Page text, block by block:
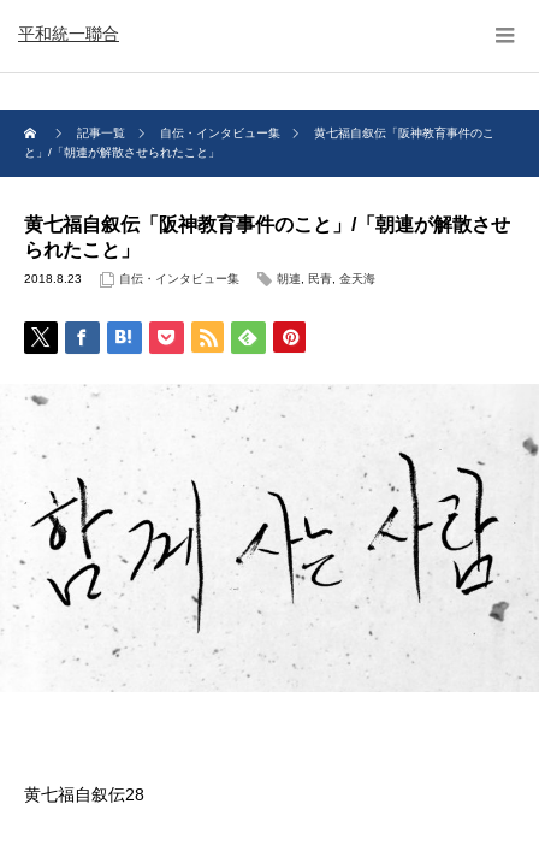
平和統一聯合
記事一覧 自伝・インタビュー集
黄七福自叙伝「阪神教育事件のこ
と」/「朝連が解散させられたこと」
黄七福自叙伝「阪神教育事件のこと」/「朝連が解散させ
られたこと」
2018.8.23 自伝・インタビュー集 朝連 民青 金天海
黄七福自叙伝28